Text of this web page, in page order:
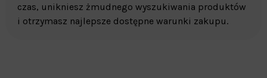
czas, unikniesz żmudnego wyszukiwania produktów
i otrzymasz najlepsze dostępne warunki zakupu.